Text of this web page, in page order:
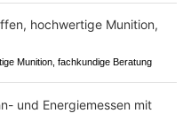
Munition, fachkundige Beratung